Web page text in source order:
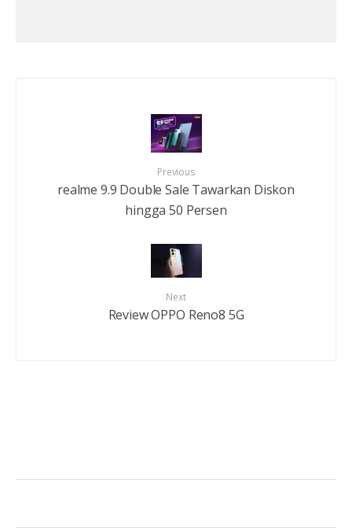
Previous
realme 9.9 Double Sale Tawarkan Diskon
hingga 50 Persen
Next
Review OPPO Reno8 5G